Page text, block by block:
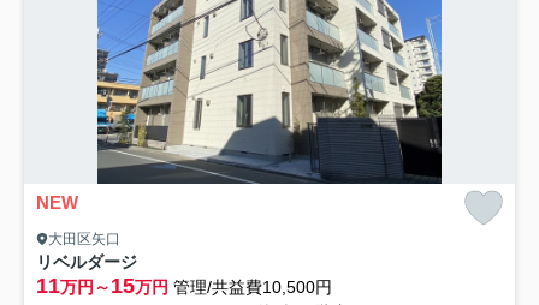
NEW
大田区矢口
リベルダージ
11万円～15万円 管理/共益費10,500円